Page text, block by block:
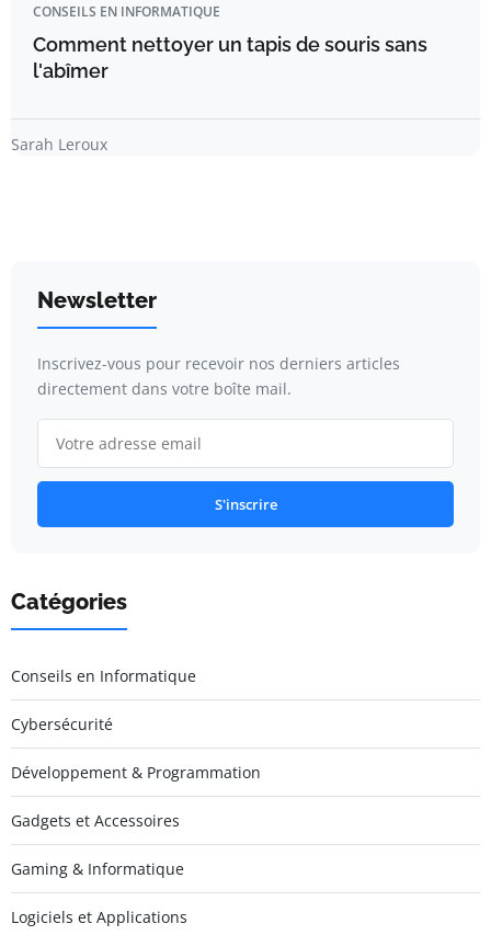
CONSEILS EN INFORMATIQUE
Comment nettoyer un tapis de souris sans
l'abîmer
Sarah Leroux
Newsletter
Inscrivez-vous pour recevoir nos derniers articles
directement dans votre boîte mail.
S'inscrire
Catégories
Conseils en Informatique
Cybersécurité
Développement & Programmation
Gadgets et Accessoires
Gaming & Informatique
Logiciels et Applications